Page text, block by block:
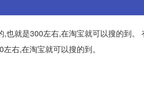
也就是300左右,在淘宝就可以搜的到。
右,在淘宝就可以搜的到。